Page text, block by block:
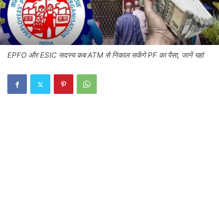
EPFO ​​और ESIC सदस्य कब ATM से निकाल सकेंगे PF का पैसा, जानें यहां